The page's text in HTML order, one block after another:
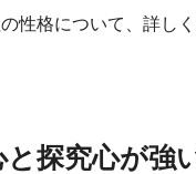
性格について、詳し
と探究心が強